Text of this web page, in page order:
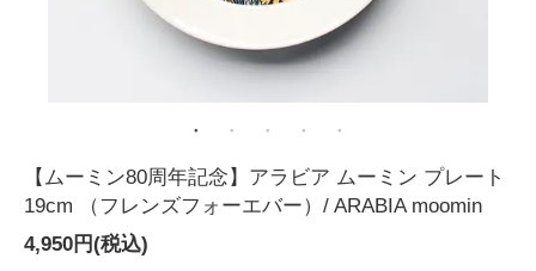
【ムーミン80周年記念】アラビア ムーミン プレート
19cm （フレンズフォーエバー）/ ARABIA moomin
4,950円(税込)